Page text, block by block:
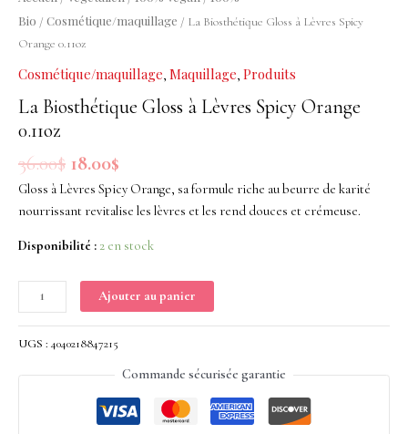
Bio / Cosmétique/maquillage / La Biosthétique Gloss à Lèvres Spicy
Orange 0.11oz
Cosmétique/maquillage, Maquillage, Produits
La Biosthétique Gloss à Lèvres Spicy Orange
0.11oz
36.00$ 18.00$
Gloss à Lèvres Spicy Orange, sa formule riche au beurre de karité
nourrissant revitalise les lèvres et les rend douces et crémeuse.
Disponibilité : 2 en stock
Orange
0.11oz
Ajouter au panier
UGS : 4040218847215
Commande sécurisée garantie